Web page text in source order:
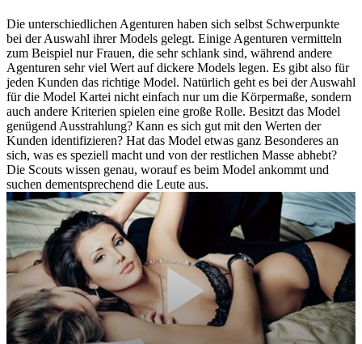
Die unterschiedlichen Agenturen haben sich selbst Schwerpunkte
bei der Auswahl ihrer Models gelegt. Einige Agenturen vermitteln
zum Beispiel nur Frauen, die sehr schlank sind, während andere
Agenturen sehr viel Wert auf dickere Models legen. Es gibt also für
jeden Kunden das richtige Model. Natürlich geht es bei der Auswahl
für die Model Kartei nicht einfach nur um die Körpermaße, sondern
auch andere Kriterien spielen eine große Rolle. Besitzt das Model
genügend Ausstrahlung? Kann es sich gut mit den Werten der
Kunden identifizieren? Hat das Model etwas ganz Besonderes an
sich, was es speziell macht und von der restlichen Masse abhebt?
Die Scouts wissen genau, worauf es beim Model ankommt und
suchen dementsprechend die Leute aus.